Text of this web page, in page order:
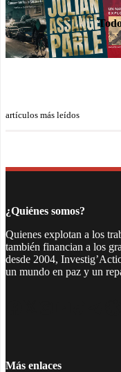
artículos más leídos
¿Quiénes somos?
Quienes explotan a los
también financian a los
desde 2004,
un mundo en paz y un
Más enlaces